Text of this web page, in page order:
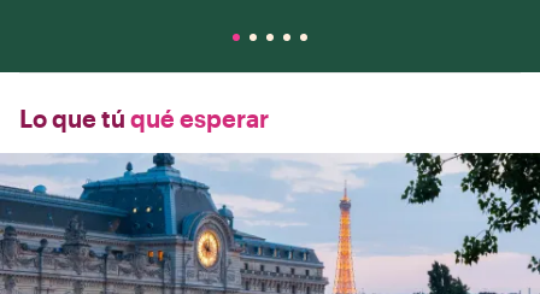
Lo que tú qué esperar